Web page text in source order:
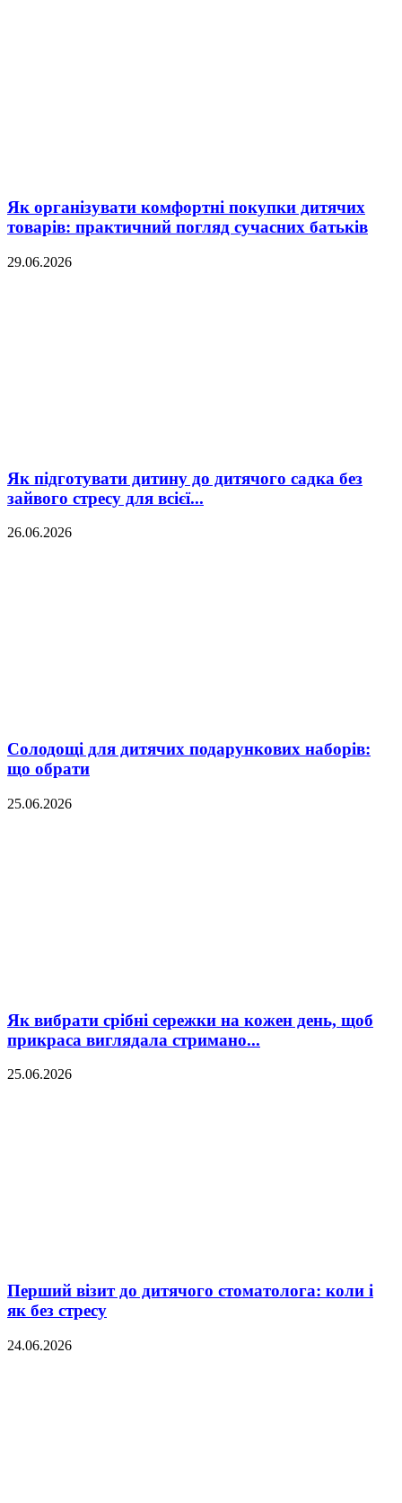
Як організувати комфортні покупки дитячих
товарів: практичний погляд сучасних батьків
29.06.2026
Як підготувати дитину до дитячого садка без
зайвого стресу для всієї...
26.06.2026
Солодощі для дитячих подарункових наборів:
що обрати
25.06.2026
Як вибрати срібні сережки на кожен день, щоб
прикраса виглядала стримано...
25.06.2026
Перший візит до дитячого стоматолога: коли і
як без стресу
24.06.2026